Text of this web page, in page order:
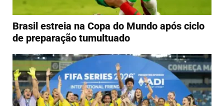
Brasil estreia na Copa do Mundo após ciclo
de preparação tumultuado